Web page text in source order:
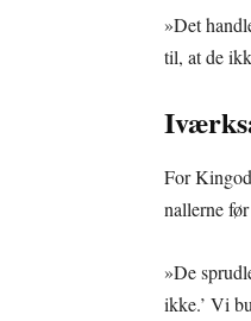
»Det
til, at de
For
nallerne
»De
ikke.’ Vi